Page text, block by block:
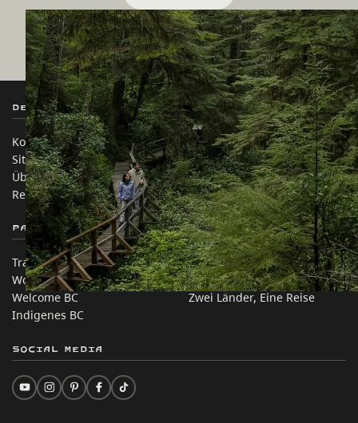
Destination BC
Kontakt
Sitemap
Über uns
Rechtliches & Richtlinien
Unsere Websites
Reisebranche
Medien
Unternehmen
简体中文 – China
Partnerseiten
Trade & Invest BC
Work BC
Welcome BC
Indigenes BC
Auf dieser Website
Reisevorschläge
Praktische Tipps
Zwei Länder, Eine Reise
Social Media